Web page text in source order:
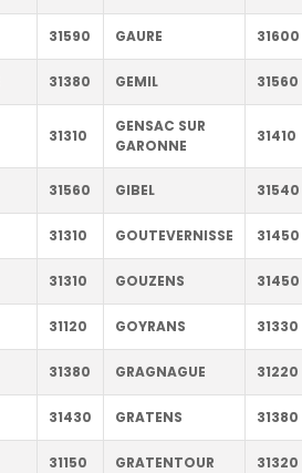
31590 GAURE 31600
31380 GEMIL 31560
31310
GENSAC SUR
GARONNE
31410
31560 GIBEL 31540
31310 GOUTEVERNISSE 31450
31310 GOUZENS 31450
31120 GOYRANS 31330
31380 GRAGNAGUE 31220
31430 GRATENS 31380
31150 GRATENTOUR 31320